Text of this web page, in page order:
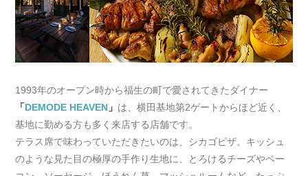
1993年のオープン時から福生の町で愛されてきたダイナー
「DEMODE HEAVEN 」 は、横田基地第2ゲートからほど近く、
基地に勤める方も多く来店する店舗です。
テラス席で味わっていただきたいのは、シカゴピザ。キッシュ
のような見た目の極厚の手作り生地に、とろけるチーズやベー